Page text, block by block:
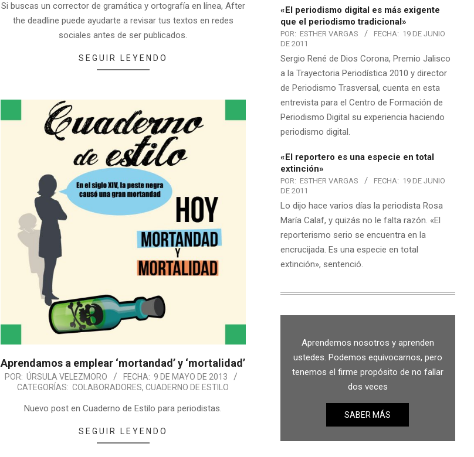
Si buscas un corrector de gramática y ortografía en línea, After
the deadline puede ayudarte a revisar tus textos en redes
sociales antes de ser publicados.
SEGUIR LEYENDO
Aprendamos a emplear ‘mortandad’ y ‘mortalidad’
POR: ÚRSULA VELEZMORO FECHA: 9 DE MAYO DE 2013
CATEGORÍAS: COLABORADORES,CUADERNO DE ESTILO
Nuevo post en Cuaderno de Estilo para periodistas.
SEGUIR LEYENDO
«El periodismo digital es más exigente
que el periodismo tradicional»
POR: ESTHER VARGAS FECHA: 19 DE JUNIO
DE 2011
Sergio René de Dios Corona, Premio Jalisco
a la Trayectoria Periodística 2010 y director
de Periodismo Trasversal, cuenta en esta
entrevista para el Centro de Formación de
Periodismo Digital su experiencia haciendo
periodismo digital.
«El reportero es una especie en total
extinción»
POR: ESTHER VARGAS FECHA: 19 DE JUNIO
DE 2011
Lo dijo hace varios días la periodista Rosa
María Calaf, y quizás no le falta razón. «El
reporterismo serio se encuentra en la
encrucijada. Es una especie en total
extinción», sentenció.
Aprendemos nosotros y aprenden
ustedes. Podemos equivocarnos, pero
tenemos el firme propósito de no fallar
dos veces
SABER MÁS